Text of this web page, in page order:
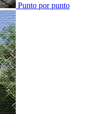
Punto por punto